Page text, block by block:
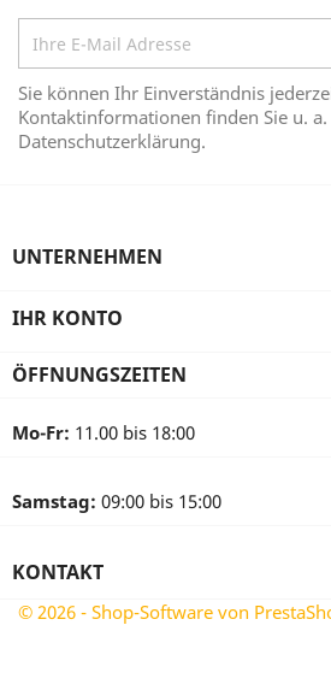
Sie können Ihr Einverständnis
Kontaktinformationen finden Sie u.
Datenschutzerklärung.
UNTERNEHMEN
IHR KONTO
ÖFFNUNGSZEITEN
Mo-Fr: 11.00 bis 18:00
Samstag: 09:00 bis 15:00
KONTAKT
© 2026 - Shop-Software von